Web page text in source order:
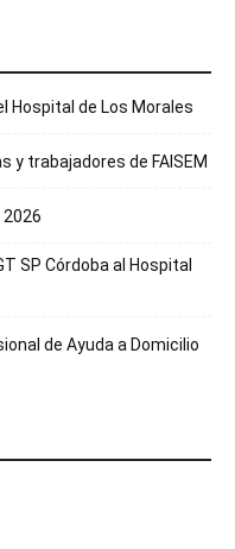
Hospital de Los Morales
y trabajadores de FAISEM
SP Córdoba al Hospital
de Ayuda a Domicilio